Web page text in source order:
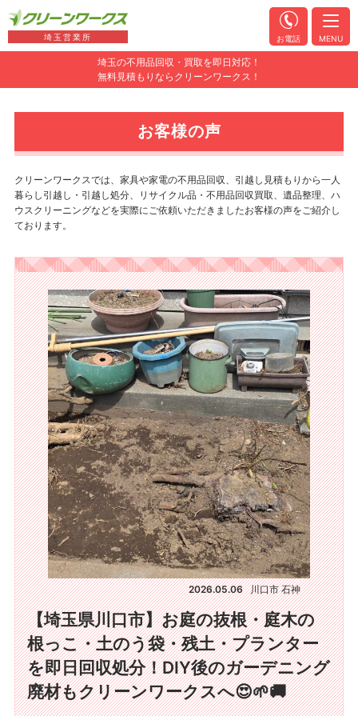
埼玉の不用品回収・買取を即日対応！
無料見積もりならクリーンワークス！
埼玉営業所 お電話 MENU
お客様の声
クリーンワークスでは、家具や家電の不用品回収、引越し見積もりから一人
暮らし引越し・引越し処分、リサイクル品・不用品回収買取、遺品整理、ハ
ウスクリーニングなどを実際にご依頼いただきましたお客様の声をご紹介し
ております。
2026.05.06 川口市 石神
【埼玉県川口市】お庭の抜根・庭木の
根っこ・土のう袋・残土・プランター
を即日回収処分！DIY後のガーデニング
廃材もクリーンワークスへ😍🌱🚚